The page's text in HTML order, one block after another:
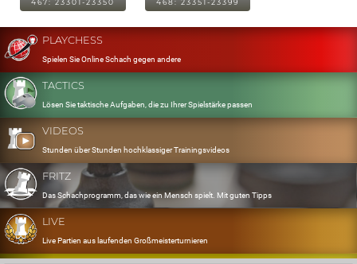
467: 23301-23350 468: 23351-23399
PLAYCHESS
Spielen Sie Online Schach gegen andere
TACTICS
Lösen Sie taktische Aufgaben, die zu Ihrer Spielstärke passen
VIDEOS
Stunden über Stunden hochklassiger Trainingsvideos
FRITZ
Das Schachprogramm, das wie ein Mensch spielt. Mit guten Tipps
LIVE
Live Partien aus laufenden Großmeisterturnieren